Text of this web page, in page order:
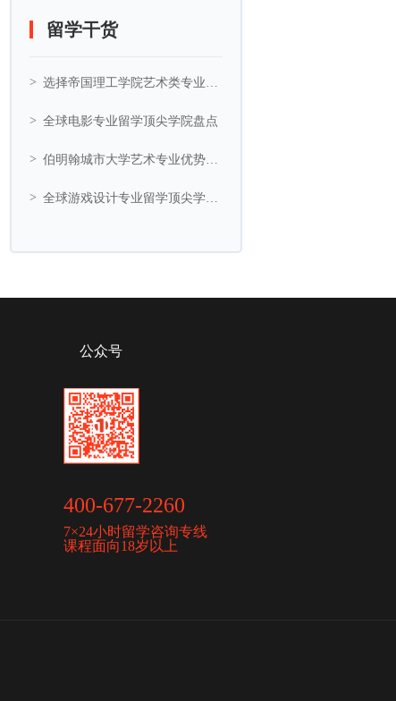
留学干货
选择帝国理工学院艺术类专业的5大理由
全球电影专业留学顶尖学院盘点
伯明翰城市大学艺术专业优势与艺术相关专业推荐
全球游戏设计专业留学顶尖学院盘点
公众号
400-677-2260
7×24小时留学咨询专线
课程面向18岁以上